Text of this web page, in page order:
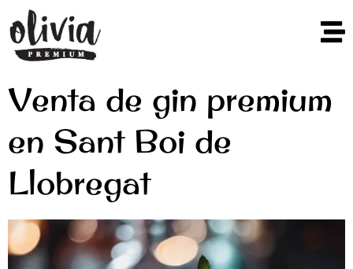
Venta de gin premium
en Sant Boi de
Llobregat